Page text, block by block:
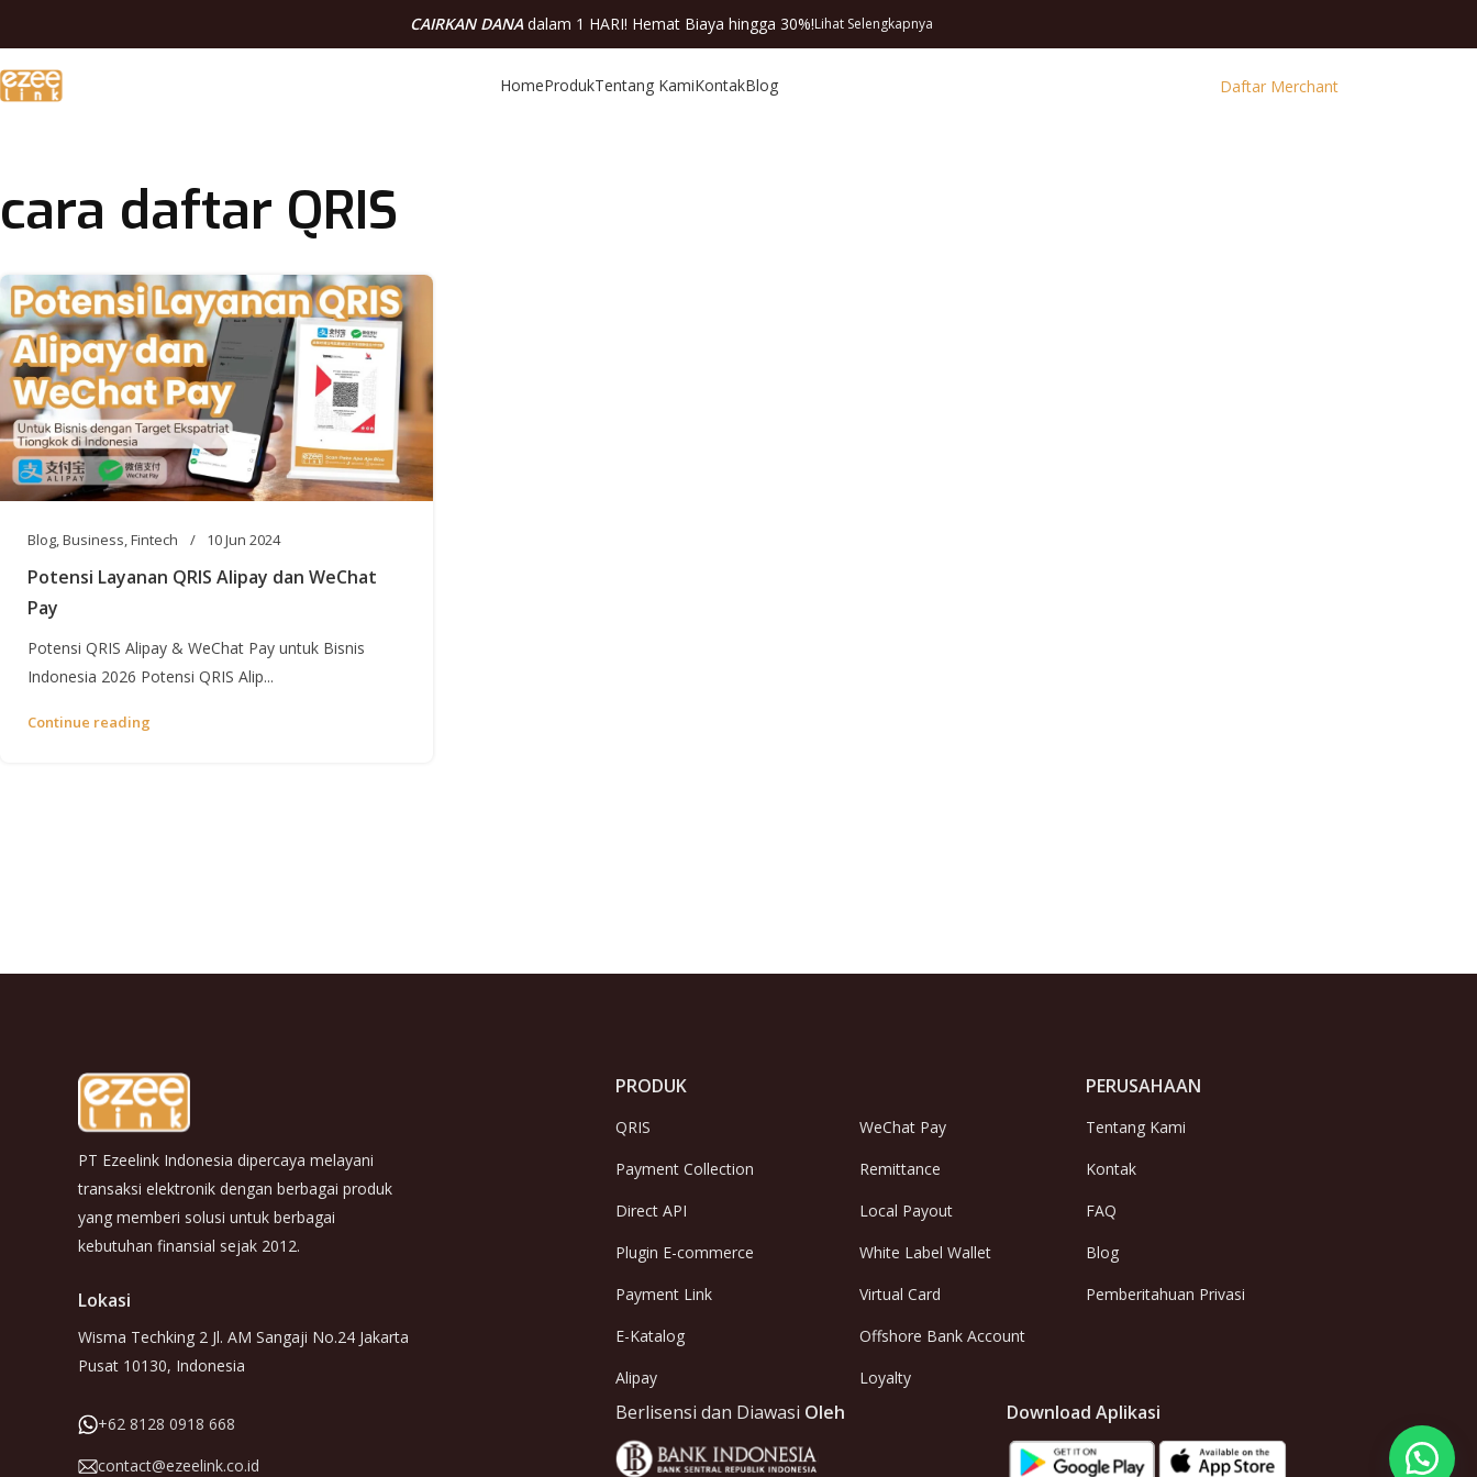
CAIRKAN DANAdalam 1 HARI! Hemat Biaya hingga 30%!Lihat Selengkapnya
HomeProdukTentang KamiKontakBlog Daftar Merchant
cara daftar QRIS
Blog,Business,Fintech 10 Jun 2024
Potensi Layanan QRIS Alipay dan WeChat
Pay
Potensi QRIS Alipay & WeChat Pay untuk Bisnis
Indonesia 2026 Potensi QRIS Alip...
Continue reading
PT Ezeelink Indonesia dipercaya melayani
transaksi elektronik dengan berbagai produk
yang memberi solusi untuk berbagai
kebutuhan finansial sejak 2012.
Lokasi
Wisma Techking 2 Jl. AM Sangaji No.24 Jakarta
Pusat 10130, Indonesia
+62 8128 0918 668
contact@ezeelink.co.id
PRODUK
QRIS
Payment Collection
Direct API
Plugin E-commerce
Payment Link
E-Katalog
Alipay
WeChat Pay
Remittance
Local Payout
White Label Wallet
Virtual Card
Offshore Bank Account
Loyalty
PERUSAHAAN
Tentang Kami
Kontak
FAQ
Blog
Pemberitahuan Privasi
Berlisensi dan Diawasi Oleh Download Aplikasi